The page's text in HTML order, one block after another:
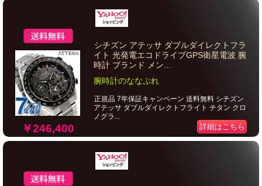
￥246,400
シチズン アテッサ ダブルダイレクトフラ
イト 光発電エコドライブGPS衛星電波 腕
時計 ブランド メン...
腕時計のななぷれ
正規品 7年保証キャンペーン 送料無料 シチズン
アテッサ ダブルダイレクトフライト チタン クロ
ノグラ...
詳細はこちら